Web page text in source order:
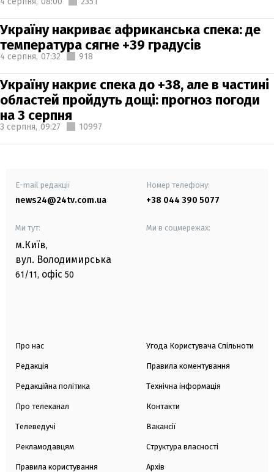
Україну накриває африканська спека: де
температура сягне +39 градусів
4 серпня, 07:32 918
Україну накриє спека до +38, але в частині
областей пройдуть дощі: прогноз погоди
на 3 серпня
3 серпня, 09:27 10997
E-mail редакції
news24@24tv.com.ua
Номер телефону:
+38 044 390 5077
Ми тут:
м.Київ,
вул. Володимирська
61/11, офіс 50
Ми в соцмережах:
Про нас
Редакція
Редакційна політика
Про телеканал
Телеведучі
Рекламодавцям
Правила користування
Угода Користувача Спільноти
Правила коментування
Технічна інформація
Контакти
Вакансії
Структура власності
Архів